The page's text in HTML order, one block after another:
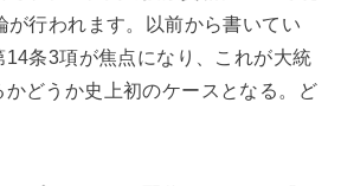
が行われます。以前から書いてい
14条3項が焦点になり、これが大統
どうか史上初のケースとなる。ど